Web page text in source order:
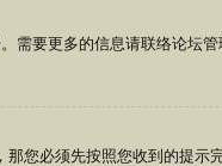
需要更多的信息请联络论坛管
您必须先按照您收到的提示